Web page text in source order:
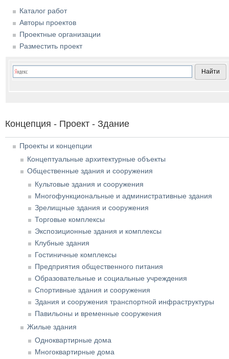
Каталог работ
Авторы проектов
Проектные организации
Разместить проект
Концепция - Проект - Здание
Проекты и концепции
Концептуальные архитектурные объекты
Общественные здания и сооружения
Культовые здания и сооружения
Многофункциональные и административные здания
Зрелищные здания и сооружения
Торговые комплексы
Экспозиционные здания и комплексы
Клубные здания
Гостиничные комплексы
Предприятия общественного питания
Образовательные и социальные учреждения
Спортивные здания и сооружения
Здания и сооружения транспортной инфраструктуры
Павильоны и временные сооружения
Жилые здания
Одноквартирные дома
Многоквартирные дома